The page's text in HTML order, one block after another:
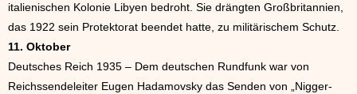
italienischen Kolonie Libyen bedroht. Sie drängten Großbritannien,
das 1922 sein Protektorat beendet hatte, zu militärischem Schutz.
11. Oktober
Deutsches Reich 1935 – Dem deutschen Rundfunk war von
Reichssendeleiter Eugen Hadamovsky das Senden von „Nigger-